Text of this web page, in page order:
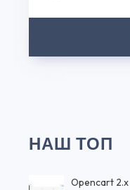
НАШ ТОП
Opencart